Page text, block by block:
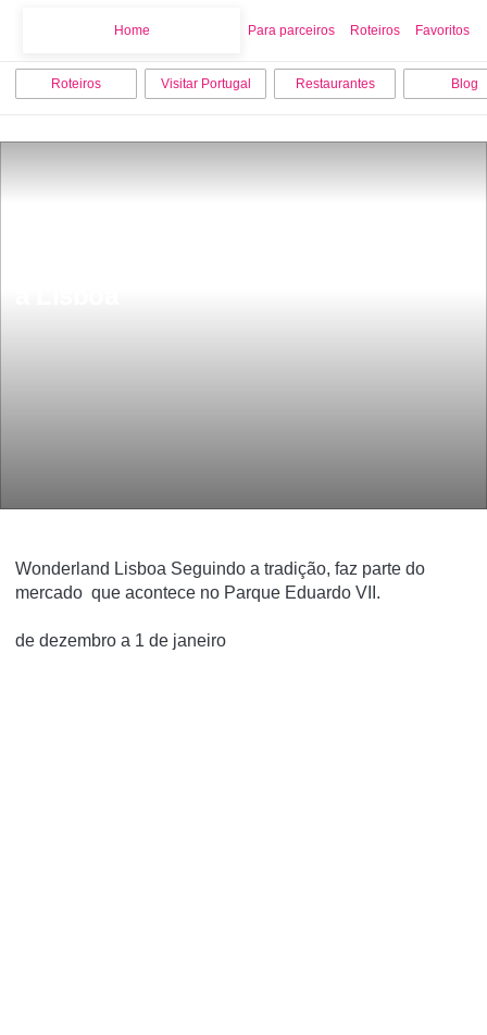
Home Para parceiros Roteiros Favoritos
Roteiros Visitar Portugal Restaurantes Blog
Wonderland Lisboa Seguindo a tradição, faz parte do
mercado que acontece no Parque Eduardo VII.
de dezembro a 1 de janeiro